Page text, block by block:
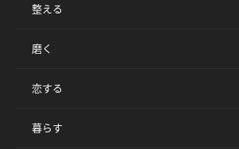
整える
磨く
恋する
暮らす